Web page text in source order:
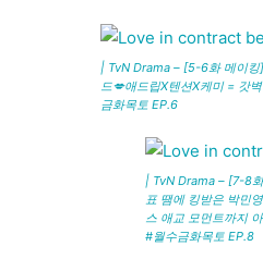
| TvN Drama – [5-6화 메이
드💋애드립X텐션X케미 = 갓
금화목토 EP.6
| TvN Drama – [7-8
표 땜에 킹받은 박민
스 애교 모먼트까지
#월수금화목토 EP.8